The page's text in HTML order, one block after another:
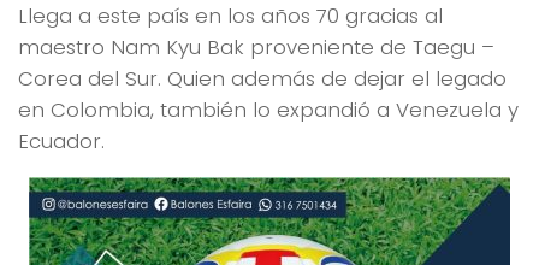
Llega a este país en los años 70 gracias al
maestro Nam Kyu Bak proveniente de Taegu –
Corea del Sur. Quien además de dejar el legado
en Colombia, también lo expandió a Venezuela y
Ecuador.